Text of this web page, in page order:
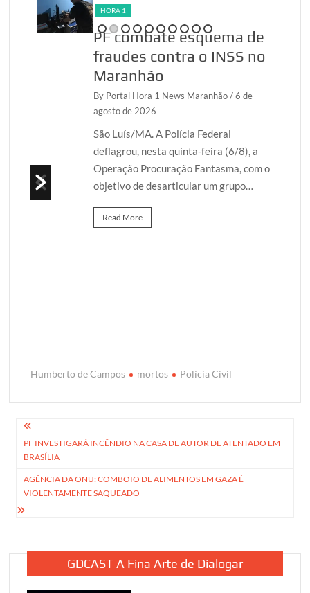
HORA 1
PF combate esquema de
fraudes contra o INSS no
Maranhão
By Portal Hora 1 News Maranhão/ 6 de
agosto de 2026
São Luís/MA. A Polícia Federal
deflagrou, nesta quinta-feira (6/8), a
Operação Procuração Fantasma, com o
objetivo de desarticular um grupo…
Read More
Humberto de Campos mortos Polícia Civil
Navegação
de
Post
PF INVESTIGARÁ INCÊNDIO NA CASA DE AUTOR DE ATENTADO EM
BRASÍLIA
AGÊNCIA DA ONU: COMBOIO DE ALIMENTOS EM GAZA É
VIOLENTAMENTE SAQUEADO
GDCAST A Fina Arte de Dialogar